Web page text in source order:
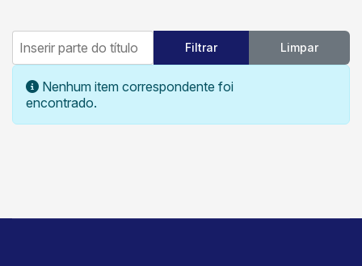
Inserir parte do título
Filtrar Limpar
Informação
Nenhum item correspondente foi
encontrado.